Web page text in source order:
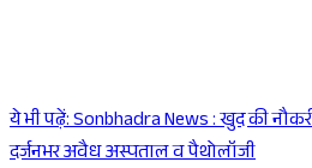
Sponsored
ये भी पढ़ें:Sonbhadra News : खुद की
दर्जनभर अवैध अस्पताल व पैथोलॉजी